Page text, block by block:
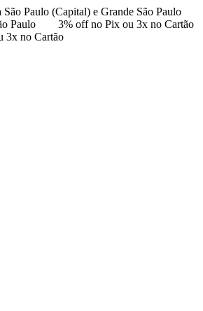
São Paulo (Capital) e Grande São Paulo
Paulo 3% off no Pix ou 3x no Cartão
3x no Cartão